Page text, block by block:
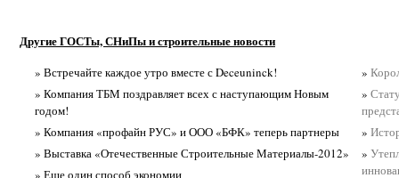
Другие ГОСТы, СНиПы и строительные новости
» Встречайте каждое утро вместе с Deceuninck!
» Компания ТБМ поздравляет всех с наступающим Новым
годом!
» Компания «профайн РУС» и ООО «БФК» теперь партнеры
» Выставка «Отечественные Строительные Материалы-2012»
» Еще один способ экономии
»
»
»
»